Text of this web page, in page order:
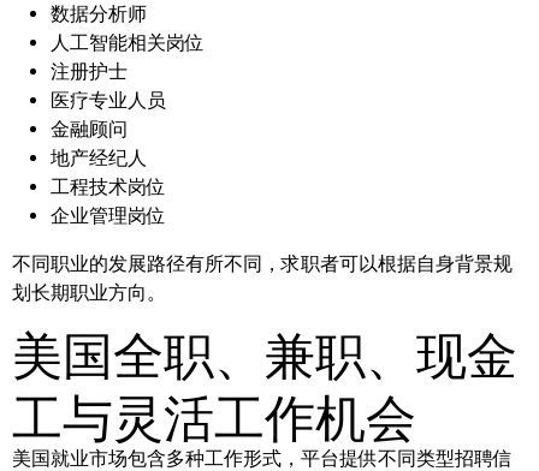
数据分析师
人工智能相关岗位
注册护士
医疗专业人员
金融顾问
地产经纪人
工程技术岗位
企业管理岗位
不同职业的发展路径有所不同，求职者可以根据自身背景规
划长期职业方向。
美国全职、兼职、现金
工与灵活工作机会
美国就业市场包含多种工作形式，平台提供不同类型招聘信